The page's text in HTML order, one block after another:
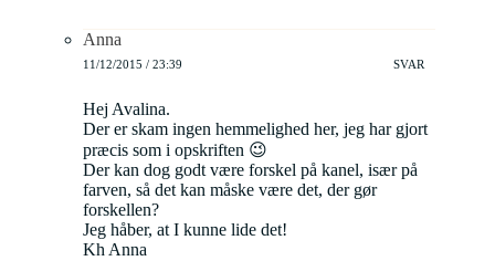
Anna
11/12/2015 / 23:39 SVAR
Hej Avalina.
Der er skam ingen hemmelighed her, jeg har gjort
præcis som i opskriften 😉
Der kan dog godt være forskel på kanel, især på
farven, så det kan måske være det, der gør
forskellen?
Jeg håber, at I kunne lide det!
Kh Anna